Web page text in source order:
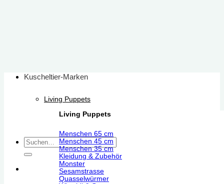
Suchen
nach:
Kuscheltier-Marken
Living Puppets
Living Puppets
Menschen 65 cm
Menschen 45 cm
Menschen 35 cm
Kleidung & Zubehör
Monster
Sesamstrasse
Quasselwürmer